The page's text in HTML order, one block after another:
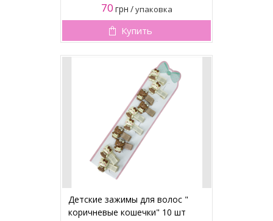
70 грн /упаковка
Купить
Детские зажимы для волос "
коричневые кошечки" 10 шт